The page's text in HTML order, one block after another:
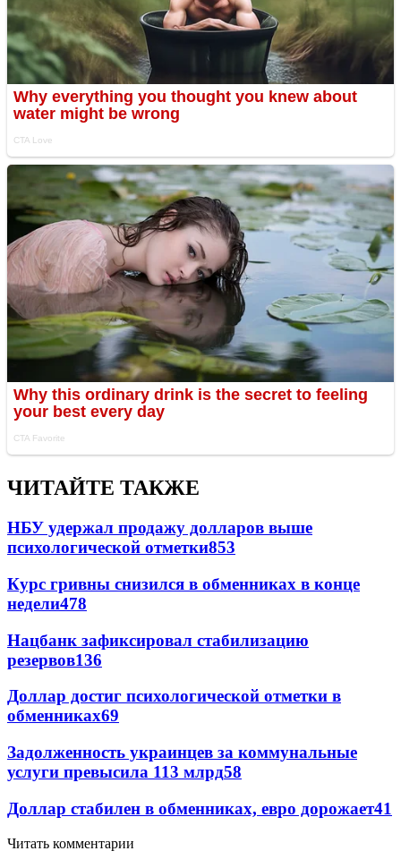
ЧИТАЙТЕ ТАКЖЕ
НБУ удержал продажу долларов выше
психологической отметки853
Курс гривны снизился в обменниках в конце
недели478
Нацбанк зафиксировал стабилизацию
резервов136
Доллар достиг психологической отметки в
обменниках69
Задолженность украинцев за коммунальные
услуги превысила 113 млрд58
Доллар стабилен в обменниках, евро дорожает41
Читать комментарии